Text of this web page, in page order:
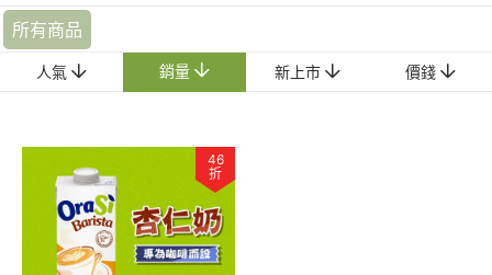
所有商品
人氣 銷量 新上市 價錢
46
折